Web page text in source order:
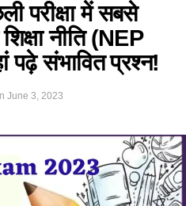
परीक्षा में सबसे
नीति (NEP
पढ़े संभावित प्रश्न!
June 3, 2023